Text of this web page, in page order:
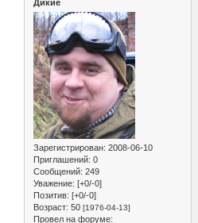
Дикие
Зарегистрирован: 2008-06-10
Приглашений: 0
Сообщений: 249
Уважение: [+0/-0]
Позитив: [+0/-0]
Возраст: 50 [1976-04-13]
Провел на форуме: